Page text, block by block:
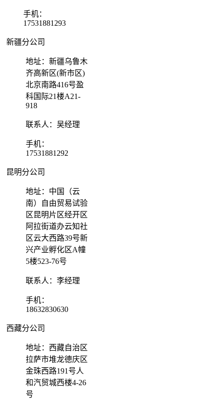
手机：
17531881293
新疆分公司
地址：新疆乌鲁木
齐高新区(新市区)
北京南路416号盈
科国际21楼A21-
918
联系人：吴经理
手机：
17531881292
昆明分公司
地址：中国（云
南）自由贸易试验
区昆明片区经开区
阿拉街道办云知社
区云大西路39号新
兴产业孵化区A幢
5楼523-76号
联系人：李经理
手机：
18632830630
西藏分公司
地址：西藏自治区
拉萨市堆龙德庆区
金珠西路191号人
和汽贸城西楼4-26
号